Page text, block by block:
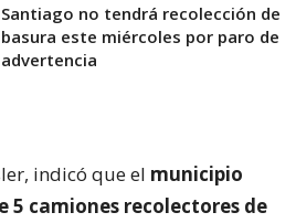
Santiago no tendrá recolección de
basura este miércoles por paro de
advertencia
indicó que el municipio
5 camiones recolectores de